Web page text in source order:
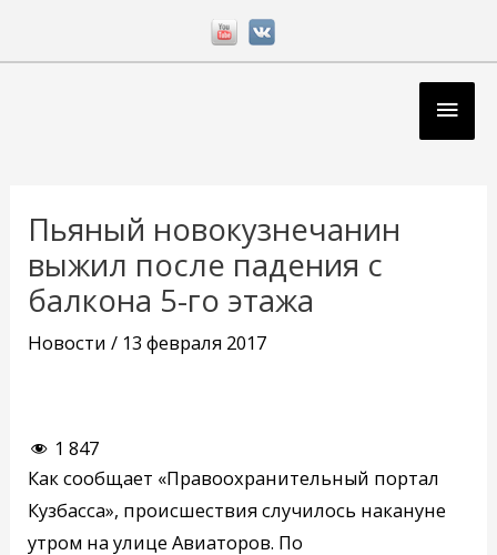
Пьяный новокузнечанин
выжил после падения с
балкона 5-го этажа
Новости / 13 февраля 2017
1 847
Как сообщает «Правоохранительный портал
Кузбасса», происшествия случилось накануне
утром на улице Авиаторов. По
записям